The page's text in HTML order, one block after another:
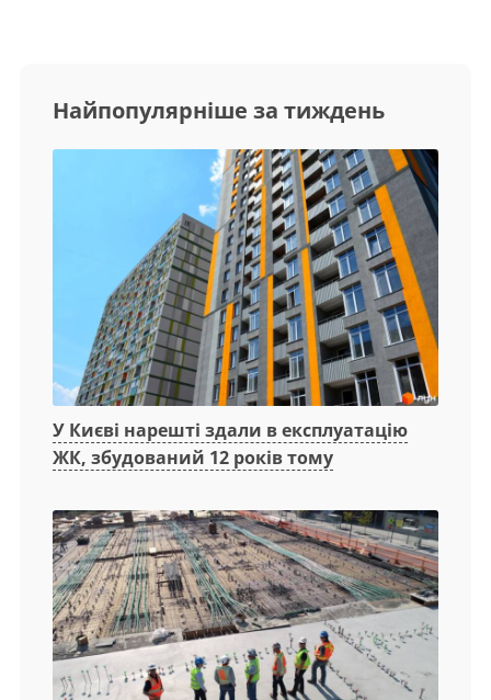
Найпопулярніше за тиждень
У Києві нарешті здали в експлуатацію
ЖК, збудований 12 років тому